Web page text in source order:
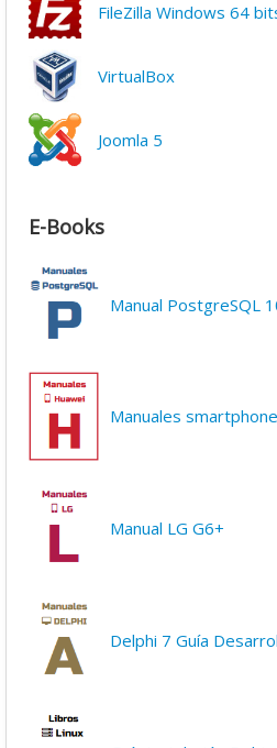
FileZilla Windows 64
VirtualBox
Joomla 5
E-Books
Manual PostgreSQL
Manuales
Manual LG G6+
Delphi 7 Guía